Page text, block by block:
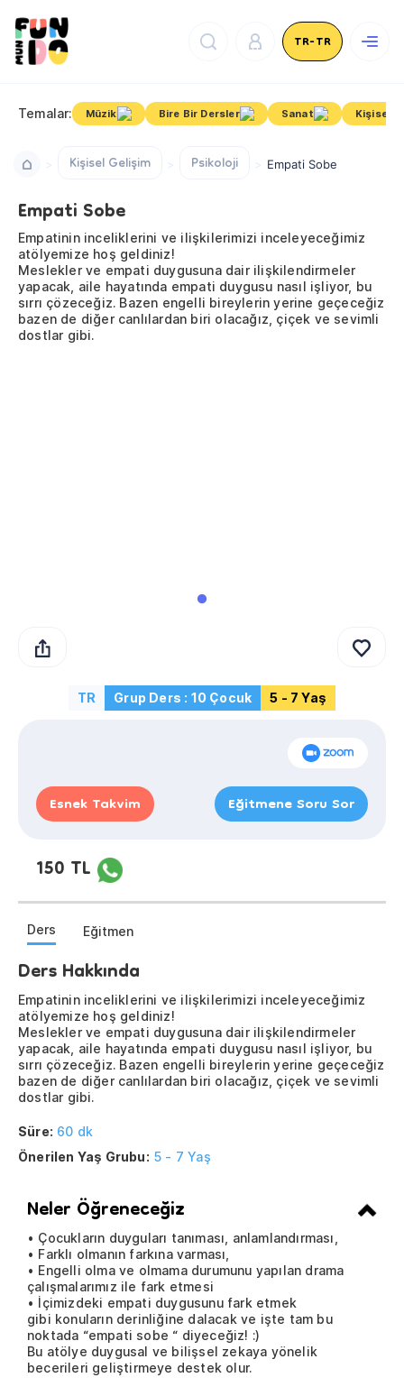
TR-TR
Temalar: Müzik Bire Bir Dersler Sanat Kişisel
Kişisel Gelişim Psikoloji Empati Sobe
Empati Sobe
Empatinin inceliklerini ve ilişkilerimizi inceleyeceğimiz
atölyemize hoş geldiniz!
Meslekler ve empati duygusuna dair ilişkilendirmeler
yapacak, aile hayatında empati duygusu nasıl işliyor, bu
sırrı çözeceğiz. Bazen engelli bireylerin yerine geçeceğiz
bazen de diğer canlılardan biri olacağız, çiçek ve sevimli
dostlar gibi.
TR Grup Ders : 10 Çocuk 5 - 7 Yaş
Esnek Takvim Eğitmene Soru Sor
150 TL
Ders Eğitmen
Ders Hakkında
Empatinin inceliklerini ve ilişkilerimizi inceleyeceğimiz
atölyemize hoş geldiniz!
Meslekler ve empati duygusuna dair ilişkilendirmeler
yapacak, aile hayatında empati duygusu nasıl işliyor, bu
sırrı çözeceğiz. Bazen engelli bireylerin yerine geçeceğiz
bazen de diğer canlılardan biri olacağız, çiçek ve sevimli
dostlar gibi.
Süre: 60 dk
Önerilen Yaş Grubu: 5 - 7 Yaş
Neler Öğreneceğiz
• Çocukların duyguları tanıması, anlamlandırması,
• Farklı olmanın farkına varması,
• Engelli olma ve olmama durumunu yapılan drama
çalışmalarımız ile fark etmesi
• İçimizdeki empati duygusunu fark etmek
gibi konuların derinliğine dalacak ve işte tam bu
noktada “empati sobe “ diyeceğiz! :)
Bu atölye duygusal ve bilişsel zekaya yönelik
becerileri geliştirmeye destek olur.